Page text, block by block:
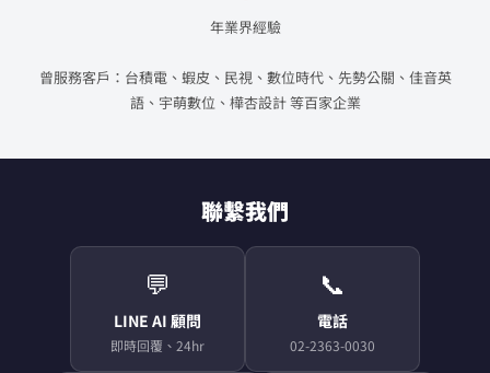
年業界經驗
曾服務客戶：台積電、蝦皮、民視、數位時代、先勢公關、佳音英
語、宇萌數位、樺杏設計 等百家企業
聯繫我們
💬
LINE AI 顧問
即時回覆、24hr
📞
電話
02-2363-0030